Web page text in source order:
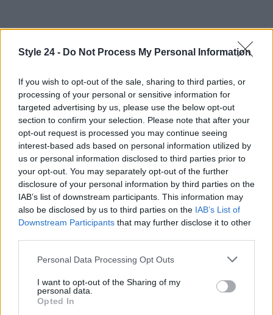
Style 24 - Do Not Process My Personal Information
If you wish to opt-out of the sale, sharing to third parties, or
processing of your personal or sensitive information for
targeted advertising by us, please use the below opt-out
section to confirm your selection. Please note that after your
opt-out request is processed you may continue seeing
interest-based ads based on personal information utilized by
us or personal information disclosed to third parties prior to
your opt-out. You may separately opt-out of the further
disclosure of your personal information by third parties on the
IAB’s list of downstream participants. This information may
also be disclosed by us to third parties on the IAB’s List of
Downstream Participants that may further disclose it to other
Please note that this website/app uses one or more Google
not limited to your visit or usage behaviour. You may click to
grant or deny consent to Google and its third-party tags to
use your data for below specified purposes in below Google
Personal Data Processing Opt Outs
I want to opt-out of the Sharing of my
personal data.
Opted In
Staff